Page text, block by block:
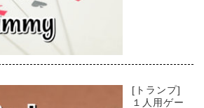
[トランプ]
１人用ゲー